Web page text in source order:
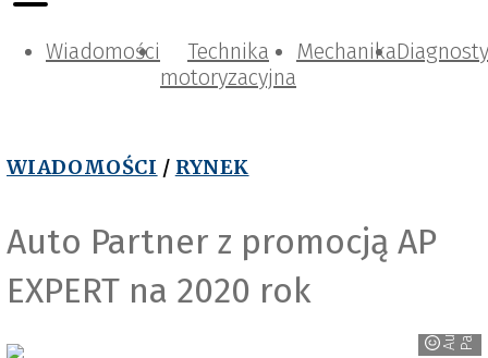
Wiadomości
Technika
motoryzacyjna
Mechanika
WIADOMOŚCI / RYNEK
Auto Partner z promocją AP
EXPERT na 2020 rok
A
u
t
o
P
a
r
t
n
er